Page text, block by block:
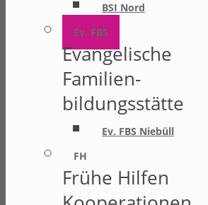
BSI Nord
Ev. FBS
Evangelische
Familien-
bildungsstätte
Ev. FBS Niebüll
FH
Frühe Hilfen